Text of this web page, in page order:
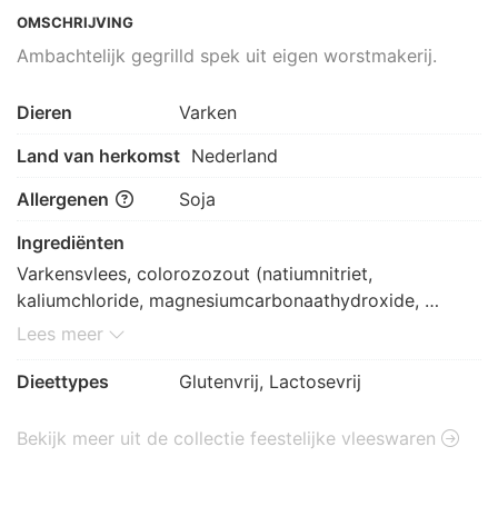
OMSCHRIJVING
Ambachtelijk gegrilld spek uit eigen worstmakerij.
Dieren
Varken
Land van herkomst Nederland
Allergenen
Soja
Ingrediënten
Varkensvlees, colorozozout (natiumnitriet,
kaliumchloride, magnesiumcarbonaathydroxide,
natiurmgluconaat, plantaardige olien), ketjap
maiseiwit, zout, kleurstof E150d, verdikkingsmiddel:
uienpoeder, witte peper, foelie, chilipeper, lavaswortel,
Lees meer
Dieettypes Glutenvrij, Lactosevrij
Bekijk meer uit de collectie feestelijke vleeswaren